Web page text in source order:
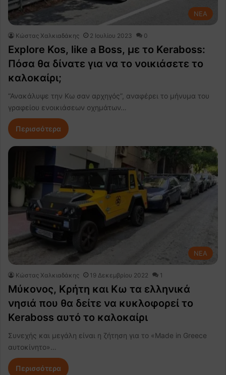
NEA
Κώστας Χαλκιαδάκης 2 Ιουλίου 2023 0
Explore Kos, like a Boss, με το Keraboss:
Πόσα θα δίνατε για να το νοικιάσετε το
καλοκαίρι;
“Ανακάλυψε την Κω σαν αρχηγός”, αναφέρει το μήνυμα του
γραφείου ενοικιάσεων οχημάτων…
Περισσότερα
NEA
Κώστας Χαλκιαδάκης 19 Δεκεμβρίου 2022 1
Μύκονος, Κρήτη και Κω τα ελληνικά
νησιά που θα δείτε να κυκλοφορεί το
Keraboss αυτό το καλοκαίρι
Συνεχής και μεγάλη είναι η ζήτηση για το «Made in Greece
αυτοκίνητο»…
Περισσότερα